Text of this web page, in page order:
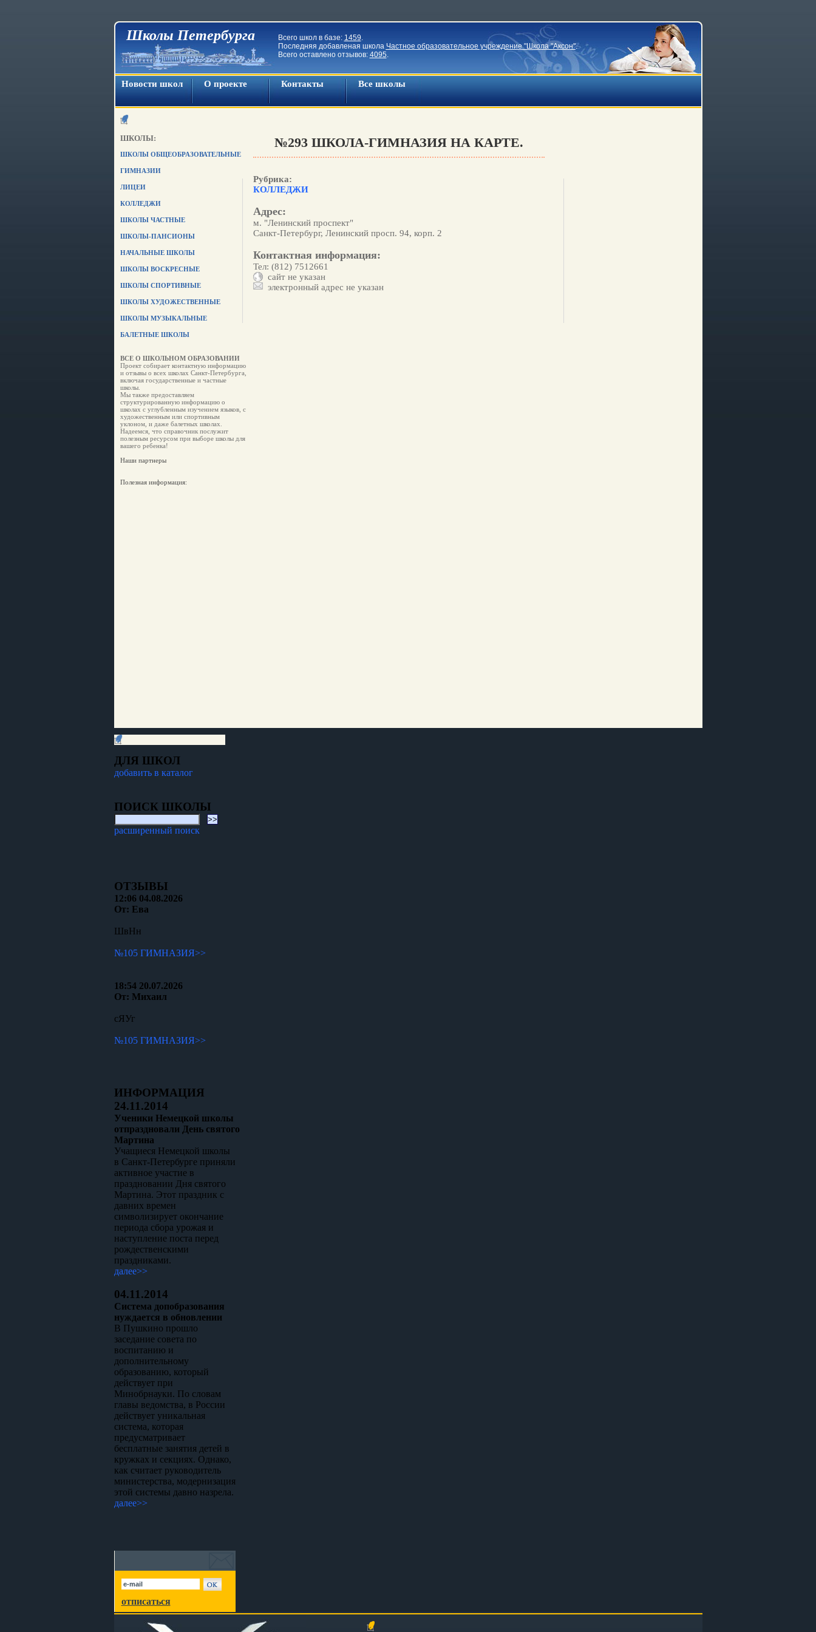
Школы Петербурга Всего школ в базе: 1459.
Последняя добавленая школа Частное образовательное учреждение "Школа "Аксон".
Всего оставлено отзывов: 4095.
Новости школ О проекте Контакты Все школы
ШКОЛЫ:
ШКОЛЫ ОБЩЕОБРАЗОВАТЕЛЬНЫЕ
ГИМНАЗИИ
ЛИЦЕИ
КОЛЛЕДЖИ
ШКОЛЫ ЧАСТНЫЕ
ШКОЛЫ-ПАНСИОНЫ
НАЧАЛЬНЫЕ ШКОЛЫ
ШКОЛЫ ВОСКРЕСНЫЕ
ШКОЛЫ СПОРТИВНЫЕ
ШКОЛЫ ХУДОЖЕСТВЕННЫЕ
ШКОЛЫ МУЗЫКАЛЬНЫЕ
БАЛЕТНЫЕ ШКОЛЫ
ВСЕ О ШКОЛЬНОМ ОБРАЗОВАНИИ
Проект собирает контактную информацию
и отзывы о всех школах Санкт-Петербурга,
включая государственные и частные
школы.
Мы также предоставляем
структурированную информацию о
школах с углубленным изучением языков, с
художественным или спортивным
уклоном, и даже балетных школах.
Надеемся, что справочник послужит
полезным ресурсом при выборе школы для
вашего ребенка!
Наши партнеры
Полезная информация:
№293 ШКОЛА-ГИМНАЗИЯ НА КАРТЕ.
Рубрика:
КОЛЛЕДЖИ
Адрес:
м. "Ленинский проспект"
Санкт-Петербург, Ленинский просп. 94, корп. 2
Контактная информация:
Тел: (812) 7512661
сайт не указан
электронный адрес не указан
ДЛЯ ШКОЛ
добавить в каталог
ПОИСК ШКОЛЫ
расширенный поиск
ОТЗЫВЫ
12:06 04.08.2026
От: Ева
ШвНн
№105 ГИМНАЗИЯ>>
18:54 20.07.2026
От: Михаил
сЯУг
№105 ГИМНАЗИЯ>>
ИНФОРМАЦИЯ
24.11.2014
Ученики Немецкой школы
отпраздновали День святого
Мартина
Учащиеся Немецкой школы
в Санкт-Петербурге приняли
активное участие в
праздновании Дня святого
Мартина. Этот праздник с
давних времен
символизирует окончание
периода сбора урожая и
наступление поста перед
рождественскими
праздниками.
далее>>
04.11.2014
Система допобразования
нуждается в обновлении
В Пушкино прошло
заседание совета по
воспитанию и
дополнительному
образованию, который
действует при
Минобрнауки. По словам
главы ведомства, в России
действует уникальная
система, которая
предусматривает
бесплатные занятия детей в
кружках и секциях. Однако,
как считает руководитель
министерства, модернизация
этой системы давно назрела.
далее>>
отписаться